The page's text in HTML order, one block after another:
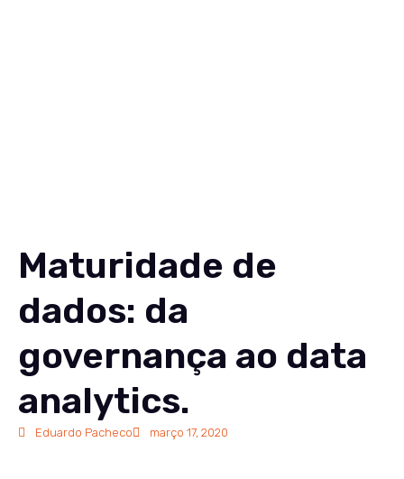
Maturidade de
dados: da
governança ao data
analytics.
Eduardo Pacheco março 17, 2020